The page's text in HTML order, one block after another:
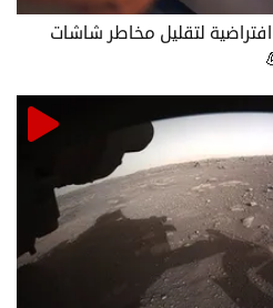
لتقليل مخاطر شاشات